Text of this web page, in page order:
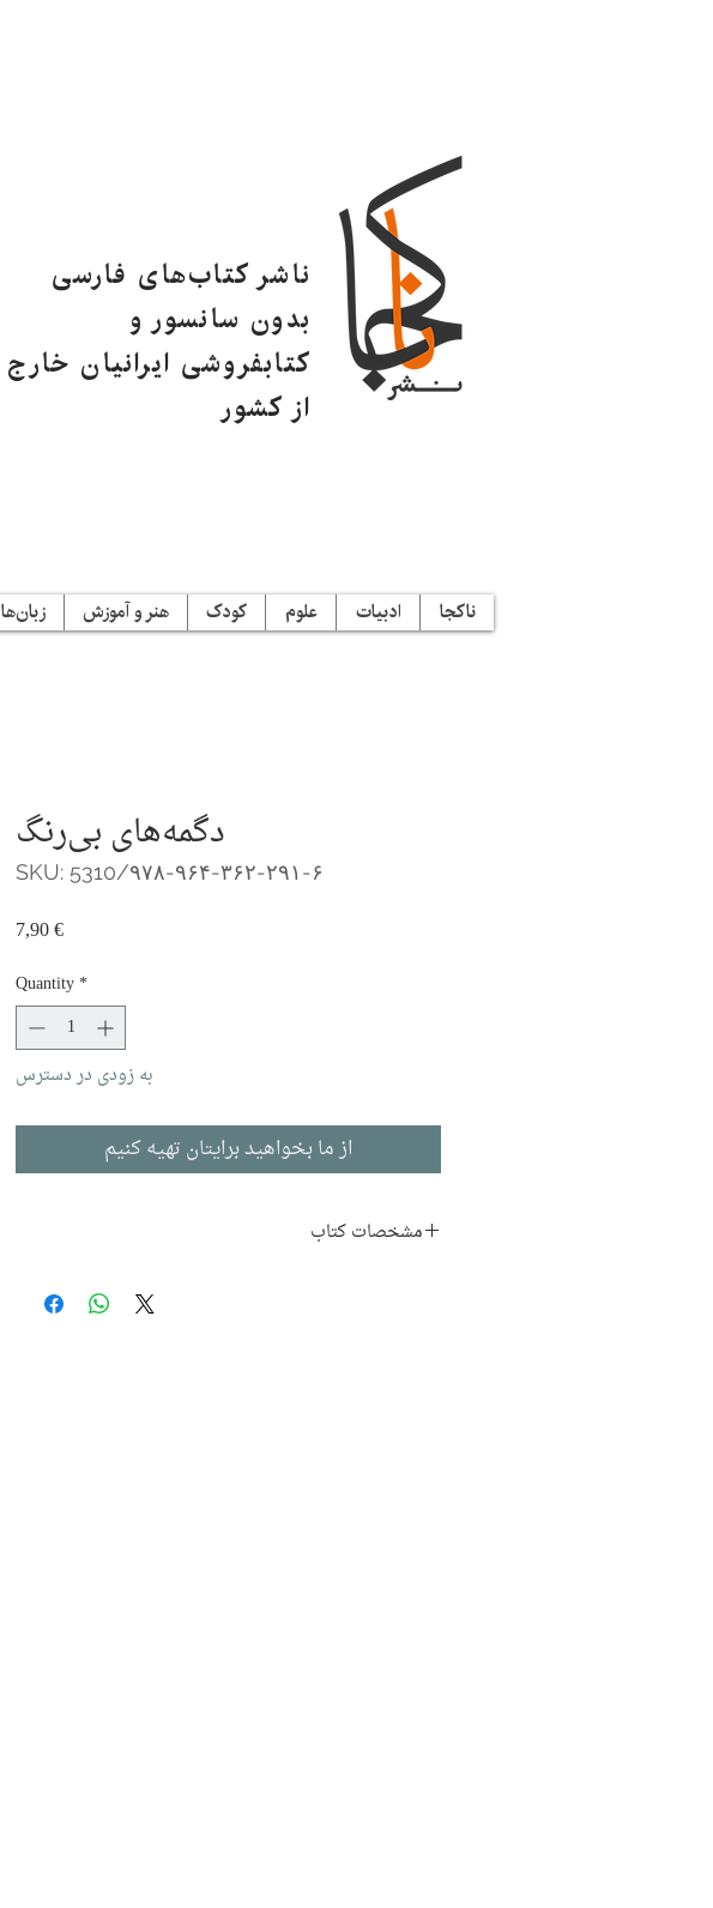
ناشر کتاب‌های فارسی
بدون سانسور و
کتابفروشی ایرانیان خارج
از کشور
ناکجا ادبیات علوم کودک هنر و آموزش زبان‌ها
دگمه‌های بی‌رنگ
SKU: 5310/۹۷۸-۹۶۴-۳۶۲-۲۹۱-۶
7,90 €Price
Quantity*
به زودی در دسترس
از ما بخواهید برایتان تهیه کنیم
مشخصات کتاب